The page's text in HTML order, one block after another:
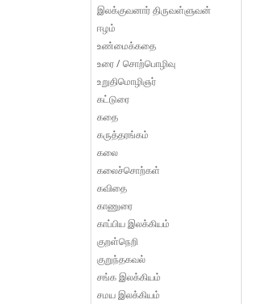
இலக்குவனார் திருவள்ளுவன்
ஈழம்
உண்மைக்கதை
உரை / சொற்பொழிவு
உறுதிமொழிஞர்
கட்டுரை
கதை
கருத்தரங்கம்
கலை
கலைச்சொற்கள்
கவிதை
காணுரை
காப்பிய இலக்கியம்
குறள்நெறி
குறுந்தகவல்
சங்க இலக்கியம்
சமய இலக்கியம்